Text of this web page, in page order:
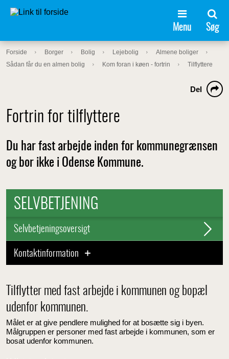
Menu Søg
Forside Borger Bolig Lejebolig
Almene boliger
Sådan får du en almen bolig
Kom foran i køen - fortrin Tilflyttere
Fortrin for tilflyttere
Del
Du har fast arbejde inden for kommunegrænsen
og bor ikke i Odense Kommune.
SELVBETJENING
Selvbetjeningsoversigt
Kontaktinformation
Tilflytter med fast arbejde i kommunen og bopæl
udenfor kommunen.
Målet er at give pendlere mulighed for at bosætte sig i byen.
Målgruppen er personer med fast arbejde i kommunen, som er
bosat udenfor kommunen.